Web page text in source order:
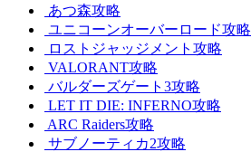
あつ森攻略
ユニコーンオーバーロード攻略
ロストジャッジメント攻略
VALORANT攻略
バルダーズゲート3攻略
LET IT DIE: INFERNO攻略
ARC Raiders攻略
サブノーティカ2攻略